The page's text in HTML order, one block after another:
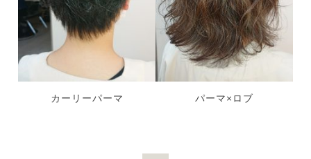
カーリーパーマ パーマ×ロブ